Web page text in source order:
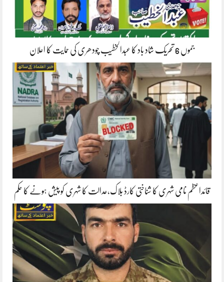
جموں 6 تحریک شاد باد کا عبدالخطیب چودھری کی حمایت کا اعلان
قائداعظم نامی شہری کا شناختی کارڈ بلاک،عدالت کا شہری کو پیش ہونے کا حکم